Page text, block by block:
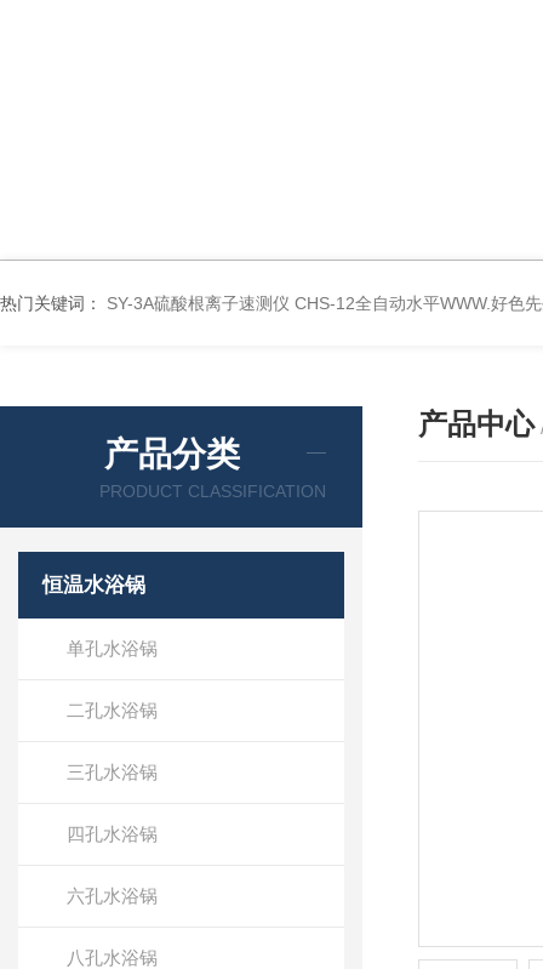
热门关键词： SY-3A硫酸根离子速测仪 CHS-12全自动水平WWW.好色
产品分类
PRODUCT CLASSIFICATION
恒温水浴锅
单孔水浴锅
二孔水浴锅
三孔水浴锅
四孔水浴锅
六孔水浴锅
八孔水浴锅
产品中心